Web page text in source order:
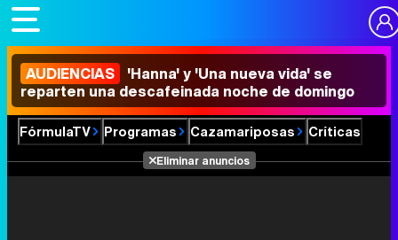
AUDIENCIAS 'Hanna' y 'Una nueva vida' se
reparten una descafeinada noche de domingo
FórmulaTV Programas Cazamariposas Críticas
Eliminar anuncios